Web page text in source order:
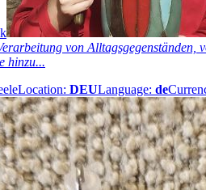
von Alltagsgegenständen,
hinzu...
Location: DEULanguage: de